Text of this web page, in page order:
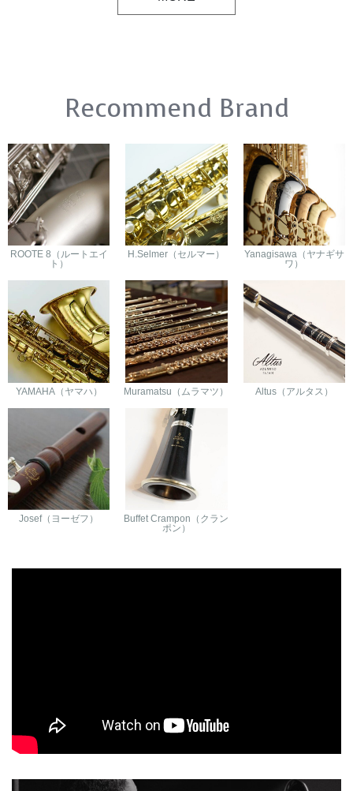
Recommend Brand
ROOTE 8（ルートエイ
ト）
H.Selmer（セルマー）
Yanagisawa（ヤナギサ
ワ）
YAMAHA（ヤマハ） Muramatsu（ムラマツ） Altus（アルタス）
Josef（ヨーゼフ）
Buffet Crampon（クラン
ポン）